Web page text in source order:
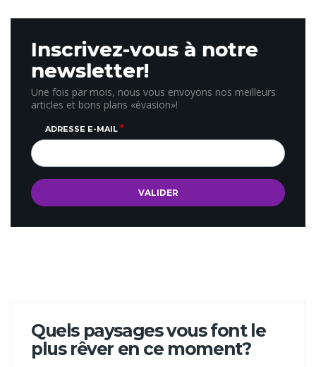
Inscrivez-vous à notre
newsletter!
Une fois par mois, nous vous envoyons nos meilleurs
articles et bons plans «évasion»!
ADRESSE E-MAIL
Quels paysages vous font le
plus rêver en ce moment?